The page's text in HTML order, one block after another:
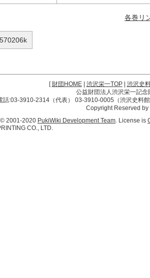
各巻リ
[財団HOME| 渋沢栄一TOP| 渋沢史
公益財団法人渋沢栄一記
話:03-3910-2314（代表） 03-3910-0005（渋沢史料
Copyright Reserved
2001-2020 PukiWiki Development Team. License is
CO., LTD.